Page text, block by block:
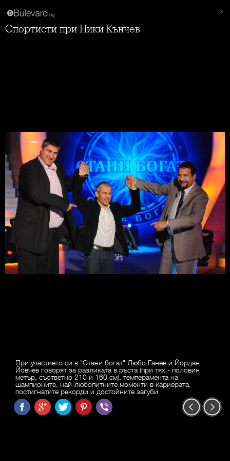
Спортисти при Ники Кънчев
При участието си в "Стани богат" Любо Ганев и Йордан
Йовчев говорят за разликата в ръста (при тях - половин
метър, съответно 210 и 160 см), темперамента на
шампионите, най-любопитните моменти в кариерата,
постигнатите рекорди и достойните загуби